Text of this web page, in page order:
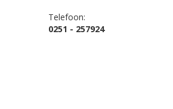
Telefoon:
0251 - 257924